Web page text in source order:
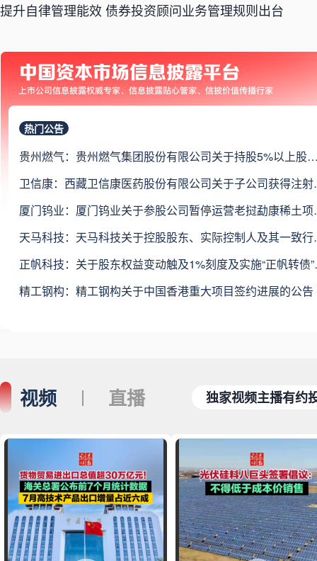
提升自律管理能效 债券投资顾问业务管理规则出台
热门公告
贵州燃气：贵州燃气集团股份有限公司关于持股5%以上股东部分股份完成过户
卫信康：西藏卫
厦门钨业
天马科技：天马
正帆科技：
精工钢构：精工钢构关于中国香港重大项目签约进展的公告
视频 直播 独家视频主播有约